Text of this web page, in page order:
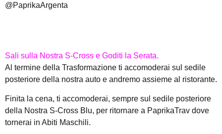
@PaprikaArgenta
Sali sulla Nostra S-Cross e Goditi la Serata.
Al termine della Trasformazione ti accomoderai sul sedile
posteriore della nostra auto e andremo assieme al ristorante.
Finita la cena, ti accomoderai, sempre sul sedile posteriore
della Nostra S-Cross Blu, per ritornare a PaprikaTrav dove
tornerai in Abiti Maschili.